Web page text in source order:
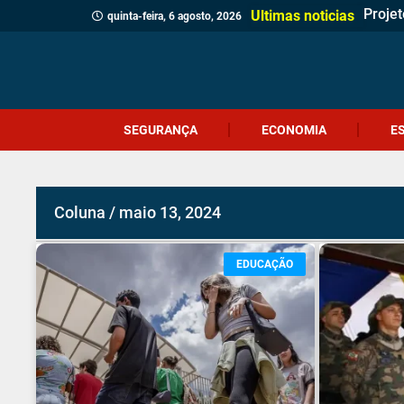
quinta-feira, 6 agosto, 2026 Ultimas noticias Dia
Içara
Idosa
SEGURANÇA ECONOMIA
Coluna / maio 13, 2024
EDUCAÇÃO